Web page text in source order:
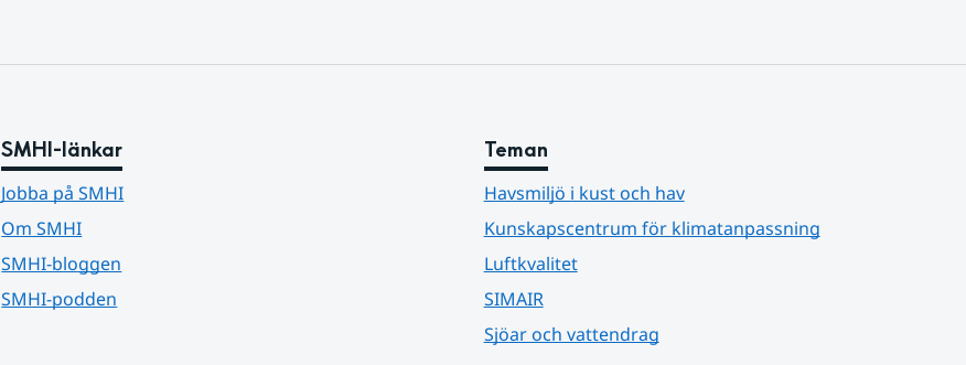
SMHI-länkar
Jobba på SMHI
Om SMHI
SMHI-bloggen
SMHI-podden
Teman
Havsmiljö i kust och hav
Kunskapscentrum för klimatanpassning
Luftkvalitet
SIMAIR
Sjöar och vattendrag